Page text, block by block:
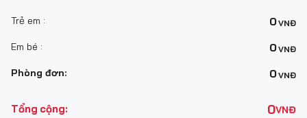
Trẻ em : 0VNĐ
Em bé : 0VNĐ
Phòng đơn: 0VNĐ
Tổng cộng: 0VNĐ